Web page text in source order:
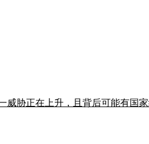
胁正在上升，且背后可能有国家